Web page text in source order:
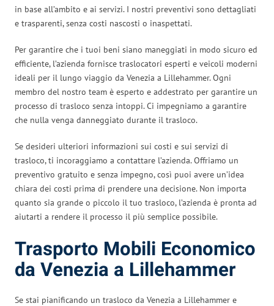
in base all’ambito e ai servizi. I nostri preventivi sono dettagliati
e trasparenti, senza costi nascosti o inaspettati.
Per garantire che i tuoi beni siano maneggiati in modo sicuro ed
efficiente, l’azienda fornisce traslocatori esperti e veicoli moderni
ideali per il lungo viaggio da Venezia a Lillehammer. Ogni
membro del nostro team è esperto e addestrato per garantire un
processo di trasloco senza intoppi. Ci impegniamo a garantire
che nulla venga danneggiato durante il trasloco.
Se desideri ulteriori informazioni sui costi e sui servizi di
trasloco, ti incoraggiamo a contattare l’azienda. Offriamo un
preventivo gratuito e senza impegno, così puoi avere un’idea
chiara dei costi prima di prendere una decisione. Non importa
quanto sia grande o piccolo il tuo trasloco, l’azienda è pronta ad
aiutarti a rendere il processo il più semplice possibile.
Trasporto Mobili Economico
da Venezia a Lillehammer
Se stai pianificando un trasloco da Venezia a Lillehammer e